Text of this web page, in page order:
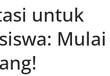
untuk